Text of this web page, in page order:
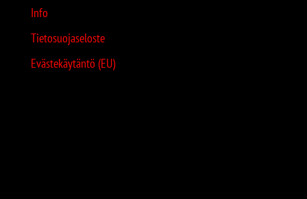
Info
Tietosuojaseloste
Evästekäytäntö (EU)